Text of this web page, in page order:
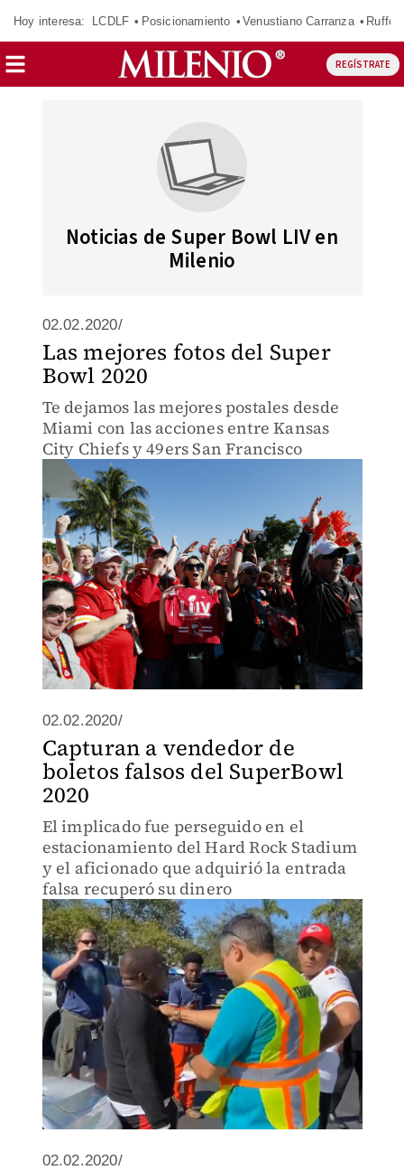
Hoy interesa: LCDLF Posicionamiento Venustiano Carranza Ruffo
REGÍSTRATE
Noticias de Super Bowl LIV en
Milenio
02.02.2020/
Las mejores fotos del Super
Bowl 2020
Te dejamos las mejores postales desde
Miami con las acciones entre Kansas
City Chiefs y 49ers San Francisco
02.02.2020/
Capturan a vendedor de
boletos falsos del SuperBowl
2020
El implicado fue perseguido en el
estacionamiento del Hard Rock Stadium
y el aficionado que adquirió la entrada
falsa recuperó su dinero
02.02.2020/